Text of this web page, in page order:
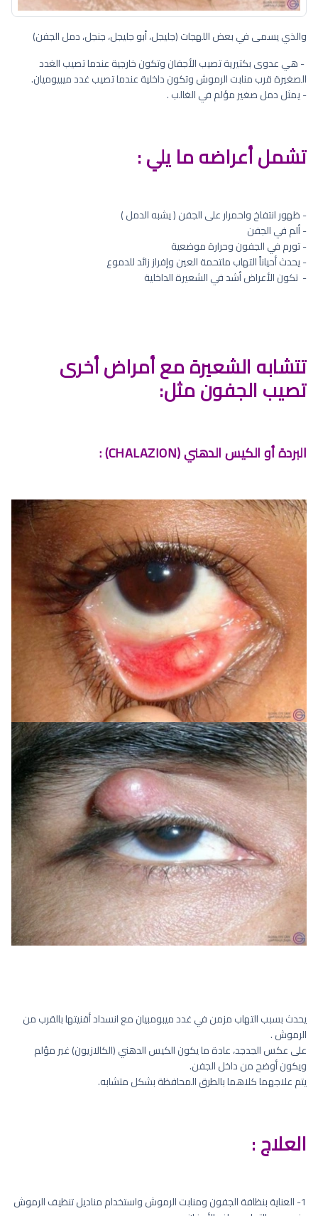
والذي يسمى في بعض اللهجات (جليجل، أبو جليجل، جنجل، دمل الجفن)
- هي عدوى بكتيرية تصيب الأجفان وتكون خارجية عندما تصيب الغدد
الصغيرة قرب منابت الرموش وتكون داخلية عندما تصيب غدد ميبيوميان.
- يمثل دمل صغير مؤلم في الغالب .
تشمل أعراضه ما يلي :
- ظهور انتفاخ واحمرار على الجفن ( يشبه الدمل )
- ألم في الجفن
- تورم في الجفون وحرارة موضعية
- يحدث أحياناً التهاب ملتحمة العين وإفراز زائد للدموع
- ⁠ تكون الأعراض أشد في الشعيرة الداخلية
تتشابه الشعيرة مع أمراض أخرى
تصيب الجفون مثل:
البردة أو الكيس الدهني (CHALAZION) :
يحدث بسبب التهاب مزمن في غدد ميبومبيان مع انسداد أقنيتها بالقرب من
الرموش .
على عكس الجدجد، عادة ما يكون الكيس الدهني (الكالازيون) غير مؤلم
ويكون أوضح من داخل الجفن.
يتم علاجهما كلاهما بالطرق المحافظة بشكل متشابه.
العلاج :
1- العناية بنظافة الجفون ومنابت الرموش واستخدام مناديل تنظيف الرموش